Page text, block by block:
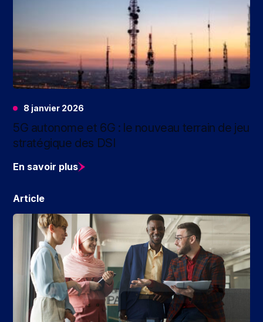
8 janvier 2026
5G autonome et 6G : le nouveau terrain de jeu
stratégique des DSI
En savoir plus
Article